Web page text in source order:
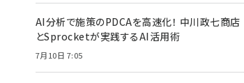
AI分析で施策のPDCAを高速化！ 中川政七商店
とSprocketが実践するAI活用術
7月10日 7:05